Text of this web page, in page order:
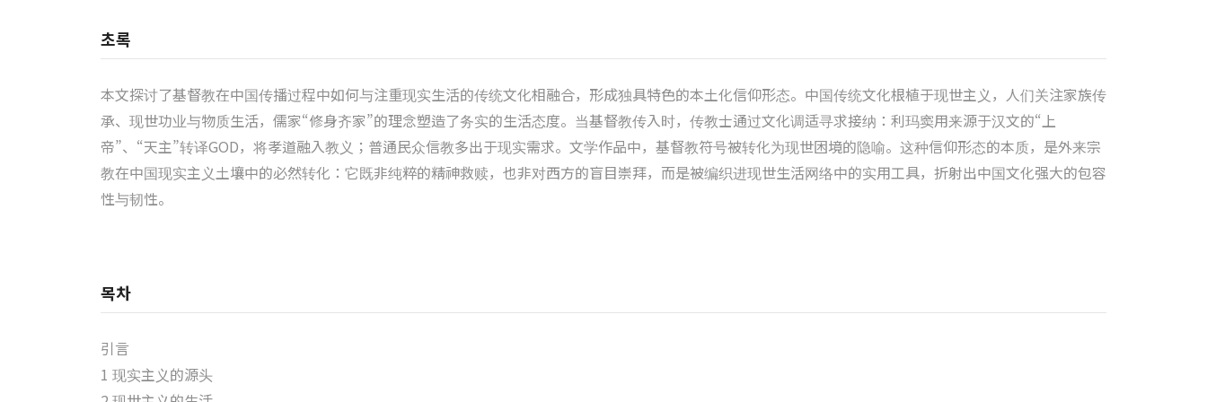
초록
本文探讨了基督教在中国传播过程中如何与注重现实生活的传统文化相融合，形成独具特色的本土化信仰形态。中国传统文化根植于现世主义，人们关注家族传
承、现世功业与物质生活，儒家“修身齐家”的理念塑造了务实的生活态度。当基督教传入时，传教士通过文化调适寻求接纳：利玛窦用来源于汉文的“上
帝”、“天主”转译GOD，将孝道融入教义；普通民众信教多出于现实需求。文学作品中，基督教符号被转化为现世困境的隐喻。这种信仰形态的本质，是外来宗
教在中国现实主义土壤中的必然转化：它既非纯粹的精神救赎，也非对西方的盲目崇拜，而是被编织进现世生活网络中的实用工具，折射出中国文化强大的包容
性与韧性。
목차
引言
1 现实主义的源头